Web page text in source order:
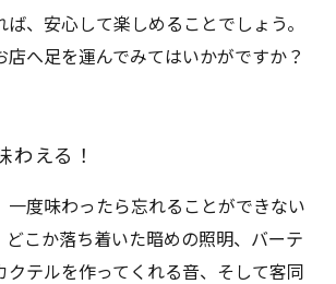
、安心して楽しめることでしょう。
店へ足を運んでみてはいかがですか？
わえる！
一度味わったら忘れることができない
どこか落ち着いた暗めの照明、バーテ
クテルを作ってくれる音、そして客同